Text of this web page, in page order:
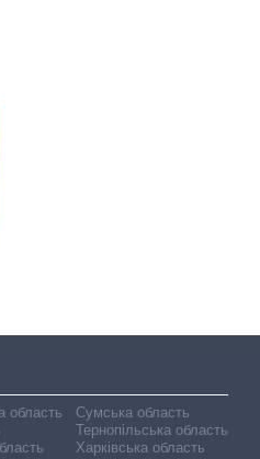
область
Сумська область
Тернопільська область
Харківська область